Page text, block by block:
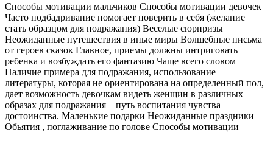
Способы мотивации мальчиков Способы мотивации девочек
Часто подбадривание помогает поверить в себя (желание
стать образцом для подражания) Веселые сюрпризы
Неожиданные путешествия в иные миры Волшебные письма
от героев сказок Главное, приемы должны интриговать
ребенка и возбуждать его фантазию Чаще всего словом
Наличие примера для подражания, использование
литературы, которая не ориентирована на определенный пол,
дает возможность девочкам видеть женщин в различных
образах для подражания – путь воспитания чувства
достоинства. Маленькие подарки Неожиданные праздники
Обьятия , поглаживание по голове Способы мотивации